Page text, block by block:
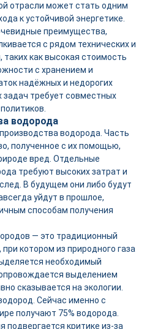
отрасли может стать одним
к устойчивой энергетике.
преимущества,
с рядом технических и
как высокая стоимость
с хранением и
надёжных и недорогих
задач требует совместных
водорода
водорода. Часть
полученное с их помощью,
вред. Отдельные
требуют высоких затрат и
В будущем они либо будут
уйдут в прошлое,
способам получения
— это традиционный
котором из природного газа
необходимый
выделением
сказывается на экологии.
Сейчас именно с
получают 75% водорода.
подвергается критике из-за